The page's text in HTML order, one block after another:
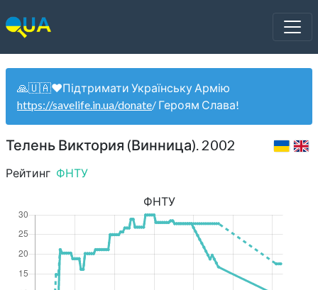
🙏🇺🇦❤️Підтримати Українську Армію
https://savelife.in.ua/donate/ Героям Слава!
Телень Виктория (Винница). 2002
Рейтинг ФНТУ
ФНТУ